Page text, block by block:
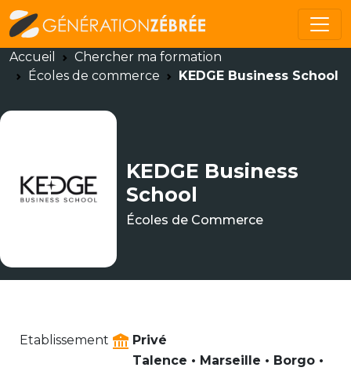
Accueil
Chercher ma formation
Écoles de commerce
KEDGE Business School
KEDGE Business
School
Écoles de Commerce
Etablissement Privé
Talence • Marseille • Borgo •